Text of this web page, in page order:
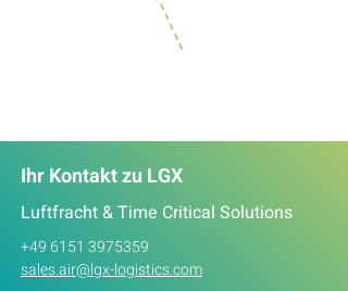
Ihr Kontakt zu LGX
Luftfracht & Time Critical Solutions
+49 6151 3975359
sales.air@lgx-logistics.com